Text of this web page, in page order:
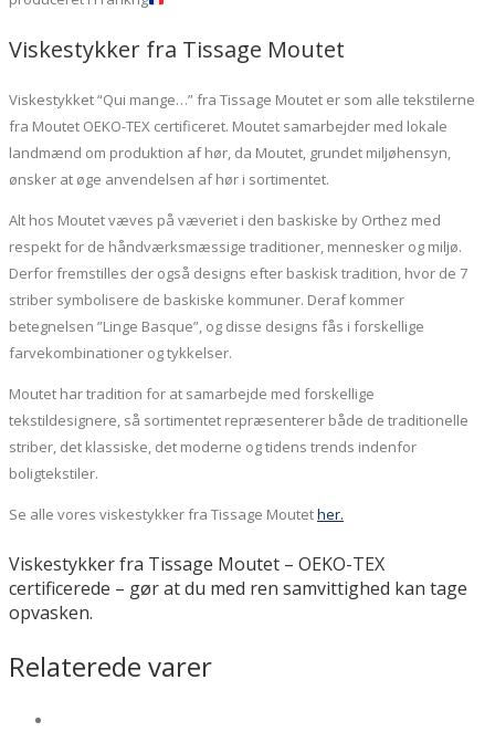
Viskestykker fra Tissage Moutet
Viskestykket “Qui mange…” fra Tissage Moutet er som alle tekstilerne
fra Moutet OEKO-TEX certificeret. Moutet samarbejder med lokale
landmænd om produktion af hør, da Moutet, grundet miljøhensyn,
ønsker at øge anvendelsen af hør i sortimentet.
Alt hos Moutet væves på væveriet i den baskiske by Orthez med
respekt for de håndværksmæssige traditioner, mennesker og miljø.
Derfor fremstilles der også designs efter baskisk tradition, hvor de 7
striber symbolisere de baskiske kommuner. Deraf kommer
betegnelsen ”Linge Basque”, og disse designs fås i forskellige
farvekombinationer og tykkelser.
Moutet har tradition for at samarbejde med forskellige
tekstildesignere, så sortimentet repræsenterer både de traditionelle
striber, det klassiske, det moderne og tidens trends indenfor
boligtekstiler.
Se alle vores viskestykker fra Tissage Moutether.
Viskestykker fra Tissage Moutet – OEKO-TEX
certificerede – gør at du med ren samvittighed kan tage
opvasken.
Relaterede varer